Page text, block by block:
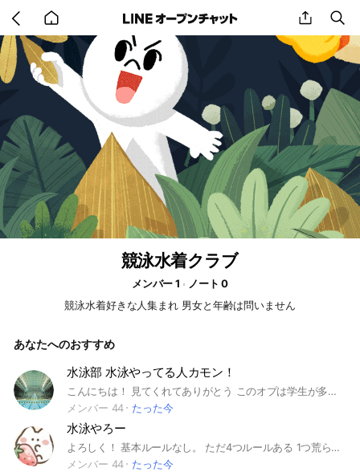
back
to
home
share
競泳水着クラブ
メンバー 1
ノート 0
競泳水着好きな人集まれ 男女と年齢は問いません
あなたへのおすすめ
水泳部 水泳やってる人カモン！
こんにちは！ 見てくれてありがとう このオプは学生が多めのオプだよ 男子も女子も大歓迎！ 興味があったら入ってみてね 〈注意〉水着見せてなどの発言があった場合は蹴らせてもらいます また即抜けした場合は再参加禁止となり、2度とこのオプに参加できなくなるので気をつけてください 他にもルールがあるから入ったら大事なノートから確認してね ルールを守って楽しもー！ 水着見せてとかなしだよ？ #競泳#水泳#水泳部#雑談#恋バナ#男子#女子
メンバー 44
たった今
水泳やろー
よろしく！ 基本ルールなし。 ただ4つルールある 1つ荒らさない ２つ大事なノートの確認 3つ自己紹介をする 4下ネタを言わない 少人数で楽しく水泳について語れるよ！ いい人いっぱいいるから是非是非入ってねー 水泳で習い事とかしてない人でもプールが好きだって言う人でも全然誰でも大歓迎！！！ 雑談、恋バナやってます！！ 感動した名言はノートに載せます！ #水泳 #プール #雑談 #恋バナ #名言
メンバー 44
たった今